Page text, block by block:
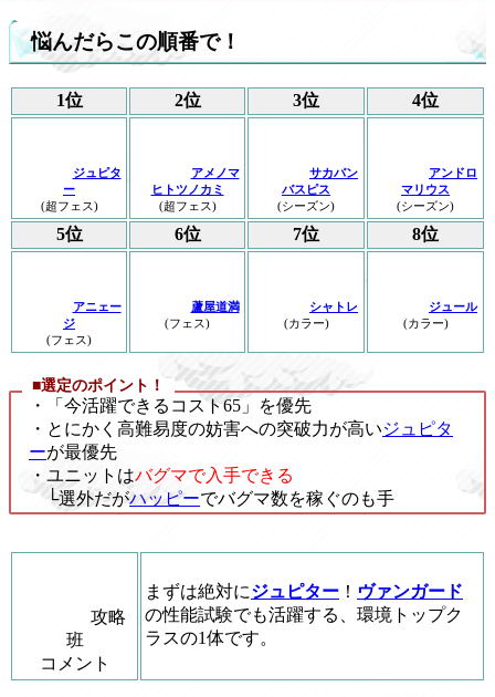
悩んだらこの順番で！
1位 2位 3位 4位
ジュピタ
ー
(超フェス)
アメノマ
ヒトツノカミ
(超フェス)
サカバン
バスピス
(シーズン)
アンドロ
マリウス
(シーズン)
5位 6位 7位 8位
アニェー
ジ
(フェス)
蘆屋道満
(フェス)
シャトレ
(カラー)
ジュール
(カラー)
■選定のポイント！
・「今活躍できるコスト65」を優先
・とにかく高難易度の妨害への突破力が高いジュピタ
ーが最優先
・ユニットはバグマで入手できる
└選外だがハッピーでバグマ数を稼ぐのも手
攻略
班
コメント
まずは絶対にジュピター ！ ヴァンガード
の性能試験でも活躍する、環境トップク
ラスの1体です。